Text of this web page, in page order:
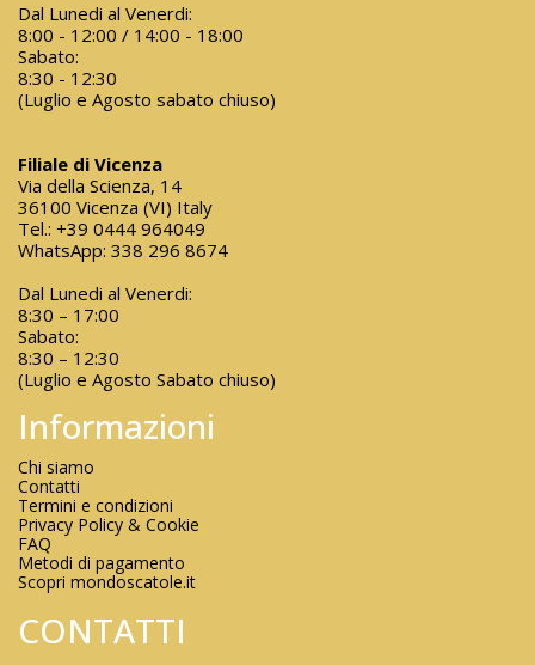
Dal Lunedi al Venerdi:
8:00 - 12:00 / 14:00 - 18:00
Sabato:
8:30 - 12:30
(Luglio e Agosto sabato chiuso)
Filiale di Vicenza
Via della Scienza, 14
36100 Vicenza (VI) Italy
Tel.: +39 0444 964049
WhatsApp: 338 296 8674
Dal Lunedi al Venerdi:
8:30 – 17:00
Sabato:
8:30 – 12:30
(Luglio e Agosto Sabato chiuso)
Informazioni
Chi siamo
Contatti
Termini e condizioni
Privacy Policy & Cookie
FAQ
Metodi di pagamento
Scopri mondoscatole.it
CONTATTI